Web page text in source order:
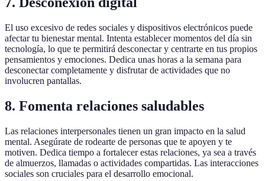
El uso excesivo de redes sociales y dispositivos electrónicos puede
afectar tu bienestar mental. Intenta establecer momentos del día sin
tecnología, lo que te permitirá desconectar y centrarte en tus propios
pensamientos y emociones. Dedica unas horas a la semana para
desconectar completamente y disfrutar de actividades que no
involucren pantallas.
8. Fomenta relaciones saludables
Las relaciones interpersonales tienen un gran impacto en la salud
mental. Asegúrate de rodearte de personas que te apoyen y te
motiven. Dedica tiempo a fortalecer estas relaciones, ya sea a través
de almuerzos, llamadas o actividades compartidas. Las interacciones
sociales son cruciales para el desarrollo emocional.